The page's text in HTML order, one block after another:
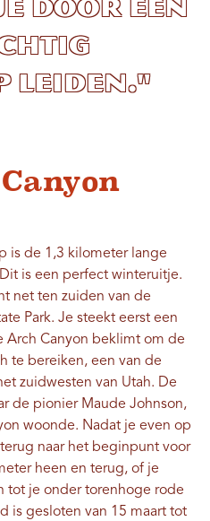
door een
leiden."
is de 1,3 kilometer lange
Dit is een perfect winteruitje.
net ten zuiden van de
Park. Je steekt eerst een
Arch Canyon beklimt om de
te bereiken, een van de
zuidwesten van Utah. De
de pionier Maude Johnson,
woonde. Nadat je even op
naar het beginpunt voor
heen en terug, of je
tot je onder torenhoge rode
is gesloten van 15 maart tot